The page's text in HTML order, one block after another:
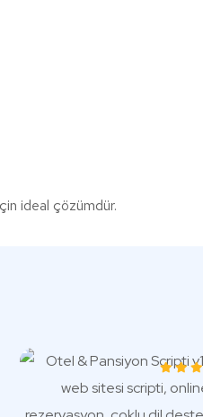
ideal çözümdür.